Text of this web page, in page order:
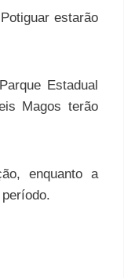
estarão
Estadual
Magos terão
enquanto a